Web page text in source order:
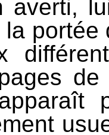
averti,